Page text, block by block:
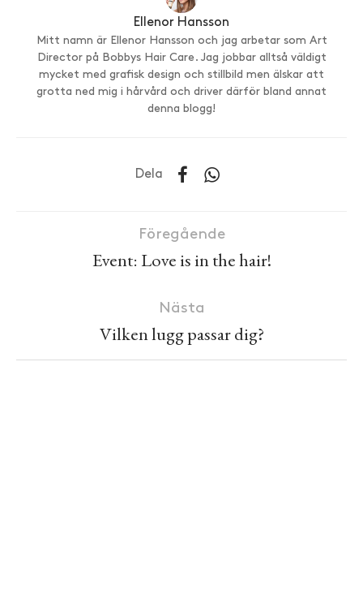
Ellenor Hansson
Mitt namn är Ellenor Hansson och jag arbetar som Art
Director på Bobbys Hair Care. Jag jobbar alltså väldigt
mycket med grafisk design och stillbild men älskar att
grotta ned mig i hårvård och driver därför bland annat
denna blogg!
Dela
Föregående
Event: Love is in the hair!
Nästa
Vilken lugg passar dig?